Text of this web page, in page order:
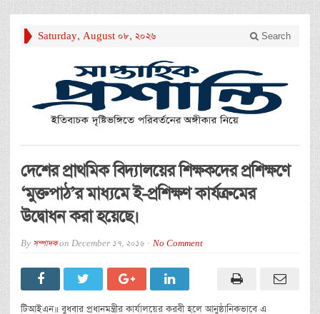
Saturday, August 08, 2026 Search
দেশের প্রাথমিক বিদ্যালয়ের শিক্ষকদের প্রশিক্ষণে
‘মুক্তপাঠ’র মাধ্যমে ই-প্রশিক্ষণ কার্যক্রমের
উদ্বোধন করা হয়েছে।
By সম্পাদকon December 17, 2016 No Comment
টিআইএন॥ বুধবার প্রধানমন্ত্রীর কার্যালয়ের করবী হলে আনুষ্ঠানিকভাবে এ